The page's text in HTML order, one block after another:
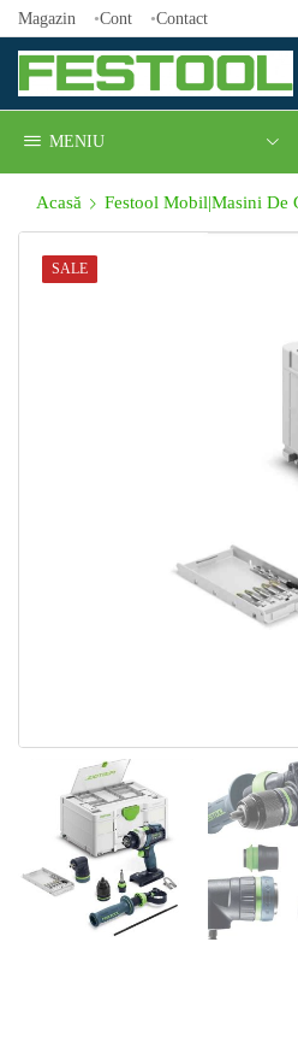
Magazin Cont Contact
MENIU
Acasă Festool Mobil|Masini De
SALE